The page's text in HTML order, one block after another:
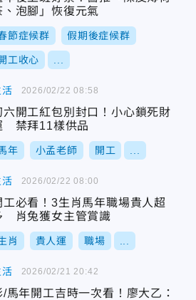
、泡腳」恢復元氣
節症候群 假期後症候群
工收心
活
六開工紅包別封口！小心鎖死財
禁拜11樣供品
年 小孟老師 開工
2026/02/22 08:58
活
工必看！3生肖馬年職場貴人超
肖兔獲女主管賞識
肖 貴人運 職場
2026/02/22 08:00
活
/馬年開工吉時一次看！廖大乙：
2026/02/21 20:42